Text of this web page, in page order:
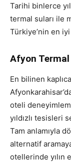
Tarihi binlerce
termal suları ile
Türkiye’nin en
Afyon
En bilinen
oteli
yıldızlı tesisleri
Tam anlamıyla
alternatif
otellerinde yılın